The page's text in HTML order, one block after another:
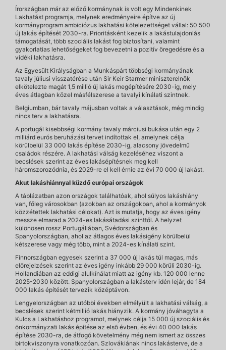
Írországban már az előző kormánynak is volt egy Mindenkinek
Lakhatást programja, melynek eredményeire építve az új
kormányprogram ambiciózus lakhatási kötelezettséget vállal: 50 500
új lakás építését 2030-ra. Prioritásként kezelik a lakástulajdonlás
támogatását, több szociális lakást fog biztosítani, valamint
gyakorlatias lehetőségeket fog bevezetni a pozitív öregedésre és a
vidéki lakhatásra.
Az Egyesült Királyságban a Munkáspárt többségi kormányának
tavaly júliusi visszatérése után Sir Keir Starmer miniszterelnök
elkötelezte magát 1,5 millió új lakás megépítésére 2030-ig, mely
éves átlagban közel másfélszerese a tavalyi kínálati szintnek.
Belgiumban, bár tavaly májusban voltak a választások, még mindig
nincs terv a lakhatásra.
A portugál kisebbségi kormány tavaly márciusi bukása után egy 2
milliárd eurós beruházási tervet indítottak el, amelynek célja
körülbelül 33 000 lakás építése 2030-ig, alacsony jövedelmű
családok részére. A lakhatási válság kezeléséhez viszont a
becslések szerint az éves lakásépítésnek meg kell
háromszorozódnia, és 2029-re el kell érnie az évi 70 000 új lakást.
Akut lakáshiánnyal küzdő európai országok
A táblázatban azon országok találhatóak, ahol súlyos lakáshiány
van, főleg városokban (azokban az országokban, ahol a kormányok
közzétettek lakhatási célokat). Azt is mutatja, hogy az éves igény
messze elmarad a 2024-es lakásátadási szinttől. A helyzet
különösen rossz Portugáliában, Svédországban és
Spanyolországban, ahol az átlagos éves lakásigény körülbelül
kétszerese vagy még több, mint a 2024-es kínálati szint.
Finnországban egyesek szerint a 37 000 új lakás túl magas, más
előrejelzések szerint az éves igény inkább 29 000 körüli 2030-ig.
Hollandiában az eddigi alulkínálat miatt az igény kb. 120 000 lenne
2025-2030 között. Spanyolországban a lakásterv idén lejár, de 184
000 lakás építését tervezik középtávon.
Lengyelországban az utóbbi években elmélyült a lakhatási válság, a
becslések szerint kétmillió lakás hiányzik. A kormány jóváhagyta a
Kulcs a Lakhatáshoz programot, melynek célja 15 000 új szociális és
önkormányzati lakás építése az első évben, és évi 40 000 lakás
építése 2030-ra, de átfogó követelmény még nem ismert az összes
birtokviszonyra vonatkozóan. Szlovákiának nincs lakásterve, de a